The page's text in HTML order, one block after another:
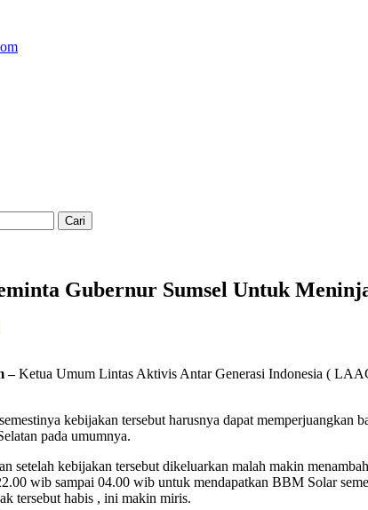
Gubernur Sumsel Untuk
–Ketua Umum Lintas Aktivis Antar Generasi Indonesia (
kebijakan tersebut harusnya dapat
pada umumnya.
setelah kebijakan tersebut dikeluarkan malah makin
wib sampai 04.00 wib untuk mendapatkan BBM Solar
tersebut habis , ini makin miris.